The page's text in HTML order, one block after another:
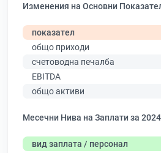
Изменения на Основни
показател
общо приходи
счетоводна печалба
EBITDA
общо активи
Месечни Нива на Заплати за 2024
вид заплата / персонал